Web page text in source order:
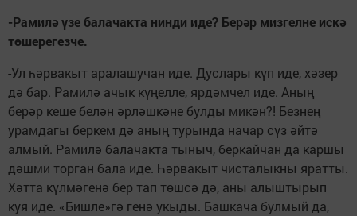
-Рамилә үзе балачакта нинди иде? Берәр мизгелне искә
төшерегезче.
-Ул һәрвакыт аралашучан иде. Дуслары күп иде, хәзер
дә бар. Рамилә ачык күңелле, ярдәмчел иде. Аның
берәр кеше белән әрләшкәне булды микән?! Безнең
урамдагы беркем дә аның турында начар сүз әйтә
алмый. Рамилә балачакта тыныч, беркайчан да каршы
дәшми торган бала иде. Һәрвакыт чисталыкны яратты.
Хәтта күлмәгенә бер тап төшсә дә, аны алыштырып
куя иде. «Бишле»гә генә укыды. Башкача булмый да,